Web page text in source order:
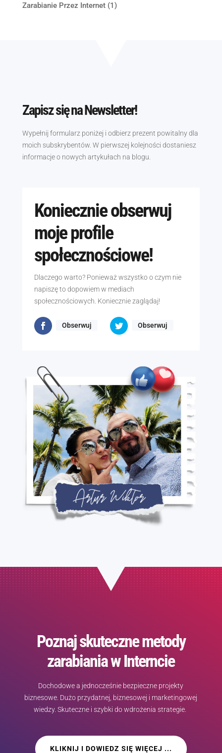
Zarabianie Przez Internet(1)
Zapisz się na Newsletter!
Wypełnij formularz poniżej i odbierz prezent powitalny dla
moich subskrybentów. W pierwszej kolejności dostaniesz
informacje o nowych artykułach na blogu.
Koniecznie obserwuj
moje profile
społecznościowe!
Dlaczego warto? Ponieważ wszystko o czym nie
napiszę to dopowiem w mediach
społecznościowych. Koniecznie zaglądaj!
Obserwuj Obserwuj
Poznaj skuteczne metody
zarabiania w Interncie
Dochodowe a jednocześnie bezpieczne projekty
biznesowe. Dużo przydatnej, biznesowej i marketingowej
wiedzy. Skuteczne i szybki do wdrożenia strategie.
KLIKNIJ I DOWIEDZ SIĘ WIĘCEJ ...